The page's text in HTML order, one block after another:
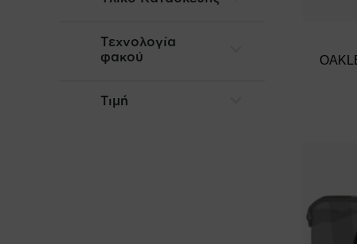
Τεχνολογία
φακού
Τιμή